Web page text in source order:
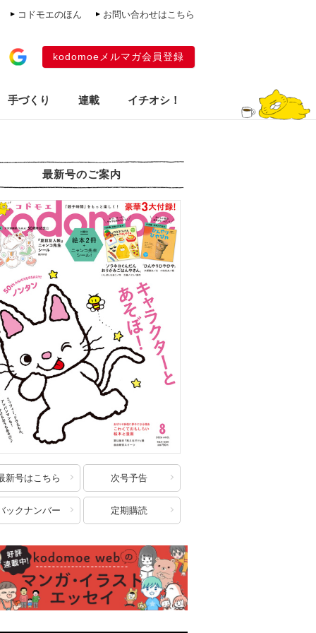
コドモエのほん お問い合わせはこちら
kodomoeメルマガ会員登録
手づくり 連載 イチオシ！
最新号のご案内
新号はこちら 次号予告
ックナンバー 定期購読